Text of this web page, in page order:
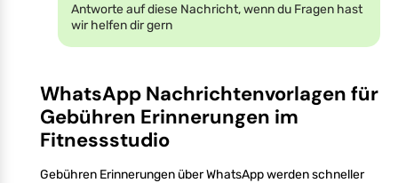
Antworte auf diese Nachricht, wenn du Fragen hast
wir helfen dir gern
WhatsApp Nachrichtenvorlagen für
Gebühren Erinnerungen im
Fitnessstudio
Gebühren Erinnerungen über WhatsApp werden schneller